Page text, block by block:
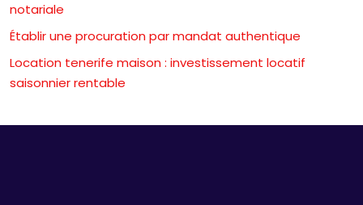
notariale
Établir une procuration par mandat authentique
Location tenerife maison : investissement locatif
saisonnier rentable